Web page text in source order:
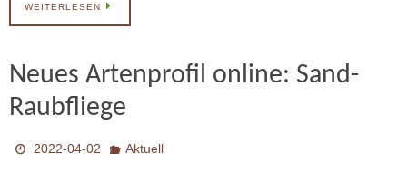
WEITERLESEN
Neues Artenprofil online: Sand-
Raubfliege
2022-04-02 Aktuell